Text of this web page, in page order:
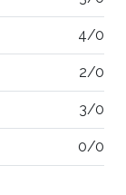
4/0
2/0
3/0
0/0